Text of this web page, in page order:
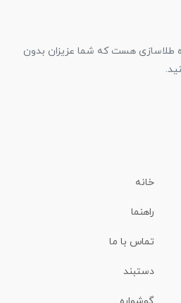
طلاسازی هست که شما عزیزان بدون
خانه
راهنما
تماس با ما
دستبند